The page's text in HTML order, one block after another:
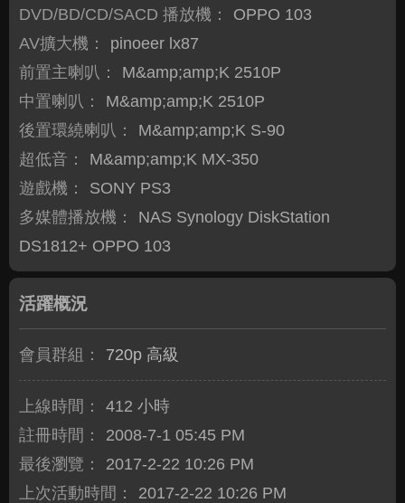
DVD/BD/CD/SACD 播放機：
OPPO 103
AV擴大機：
pinoeer lx87
前置主喇叭：
M&amp;amp;K 2510P
中置喇叭：
M&amp;amp;K 2510P
後置環繞喇叭：
M&amp;amp;K S-90
超低音：
M&amp;amp;K MX-350
遊戲機：
SONY PS3
多媒體播放機：
NAS Synology DiskStation
DS1812+ OPPO 103
活躍概況
會員群組： 720p 高級
上線時間：
412 小時
註冊時間：
2008-7-1 05:45 PM
最後瀏覽：
2017-2-22 10:26 PM
上次活動時間：
2017-2-22 10:26 PM